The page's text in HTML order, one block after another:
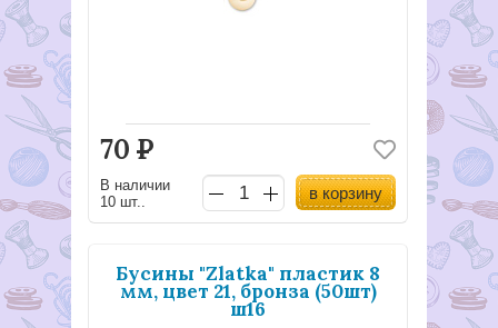
70 Р
В наличии
10 шт..
в корзину
Бусины "Zlatka" пластик 8
мм, цвет 21, бронза (50шт)
ш16